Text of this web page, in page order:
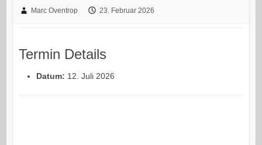
Marc Oventrop 23. Februar 2026
Termin Details
Datum: 12. Juli 2026